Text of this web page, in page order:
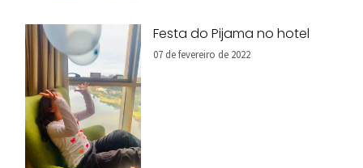
Festa do Pijama no hotel
07 de fevereiro de 2022